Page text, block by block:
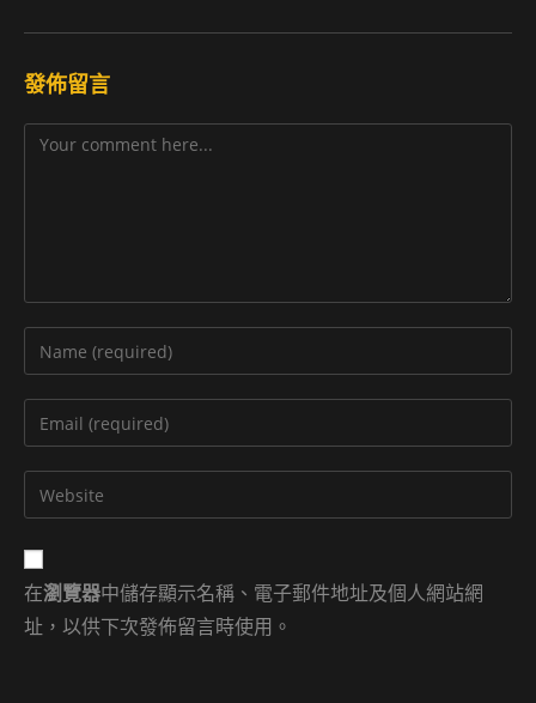
發佈留言
Comment
Enter
your
name
comment
Enter
your
email
address
comment
Enter
your
website
URL
(optional)
在瀏覽器中儲存顯示名稱、電子郵件地址及個人網站網
址，以供下次發佈留言時使用。